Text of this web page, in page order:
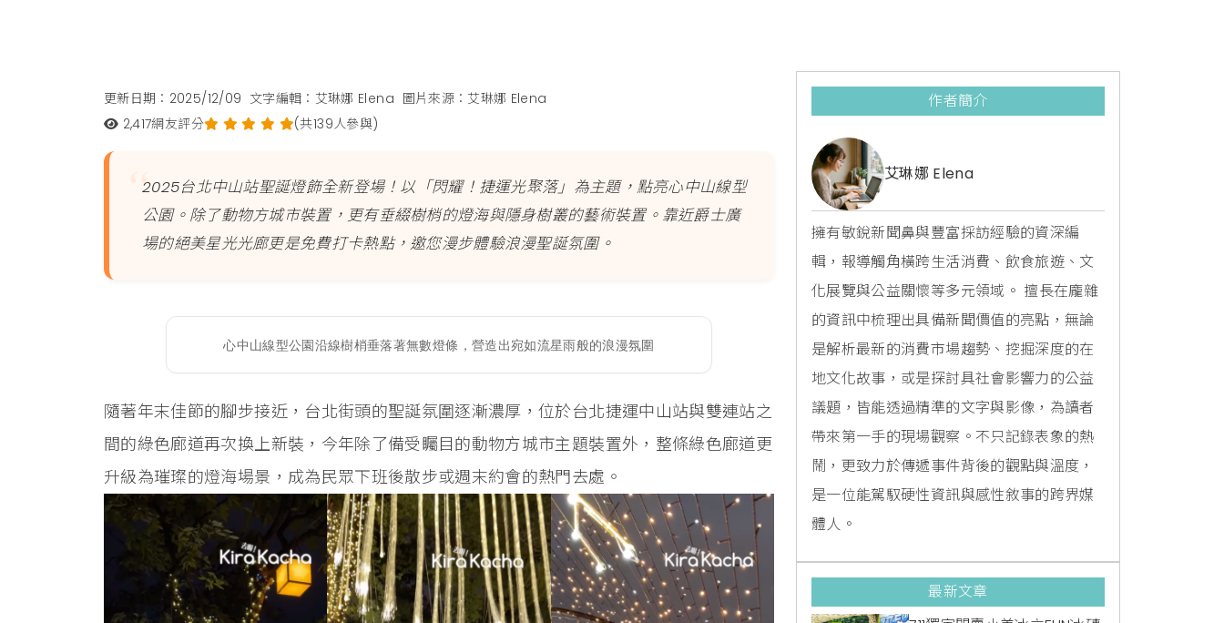
更新日期：2025/12/09 文字編輯：艾琳娜 Elena 圖片來源：艾琳娜 Elena
2,417網友評分 (共139人參與)
2025台北中山站聖誕燈飾全新登場！以「閃耀！捷運光聚落」為主題，點亮心中山線型
公園。除了動物方城市裝置，更有垂綴樹梢的燈海與隱身樹叢的藝術裝置。靠近爵士廣
場的絕美星光光廊更是免費打卡熱點，邀您漫步體驗浪漫聖誕氛圍。
心中山線型公園沿線樹梢垂落著無數燈條，營造出宛如流星雨般的浪漫氛圍
隨著年末佳節的腳步接近，台北街頭的聖誕氛圍逐漸濃厚，位於台北捷運中山站與雙連站之
間的綠色廊道再次換上新裝，今年除了備受矚目的動物方城市主題裝置外，整條綠色廊道更
升級為璀璨的燈海場景，成為民眾下班後散步或週末約會的熱門去處。
作者簡介
艾琳娜 Elena
擁有敏銳新聞鼻與豐富採訪經驗的資深編
輯，報導觸角橫跨生活消費、飲食旅遊、文
化展覽與公益關懷等多元領域。 擅長在龐雜
的資訊中梳理出具備新聞價值的亮點，無論
是解析最新的消費市場趨勢、挖掘深度的在
地文化故事，或是探討具社會影響力的公益
議題，皆能透過精準的文字與影像，為讀者
帶來第一手的現場觀察。不只記錄表象的熱
鬧，更致力於傳遞事件背後的觀點與溫度，
是一位能駕馭硬性資訊與感性敘事的跨界媒
體人。
最新文章